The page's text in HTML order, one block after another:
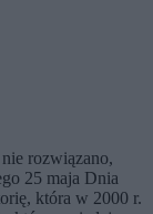
rozwiązano,
25 maja Dnia
która w 2000 r.